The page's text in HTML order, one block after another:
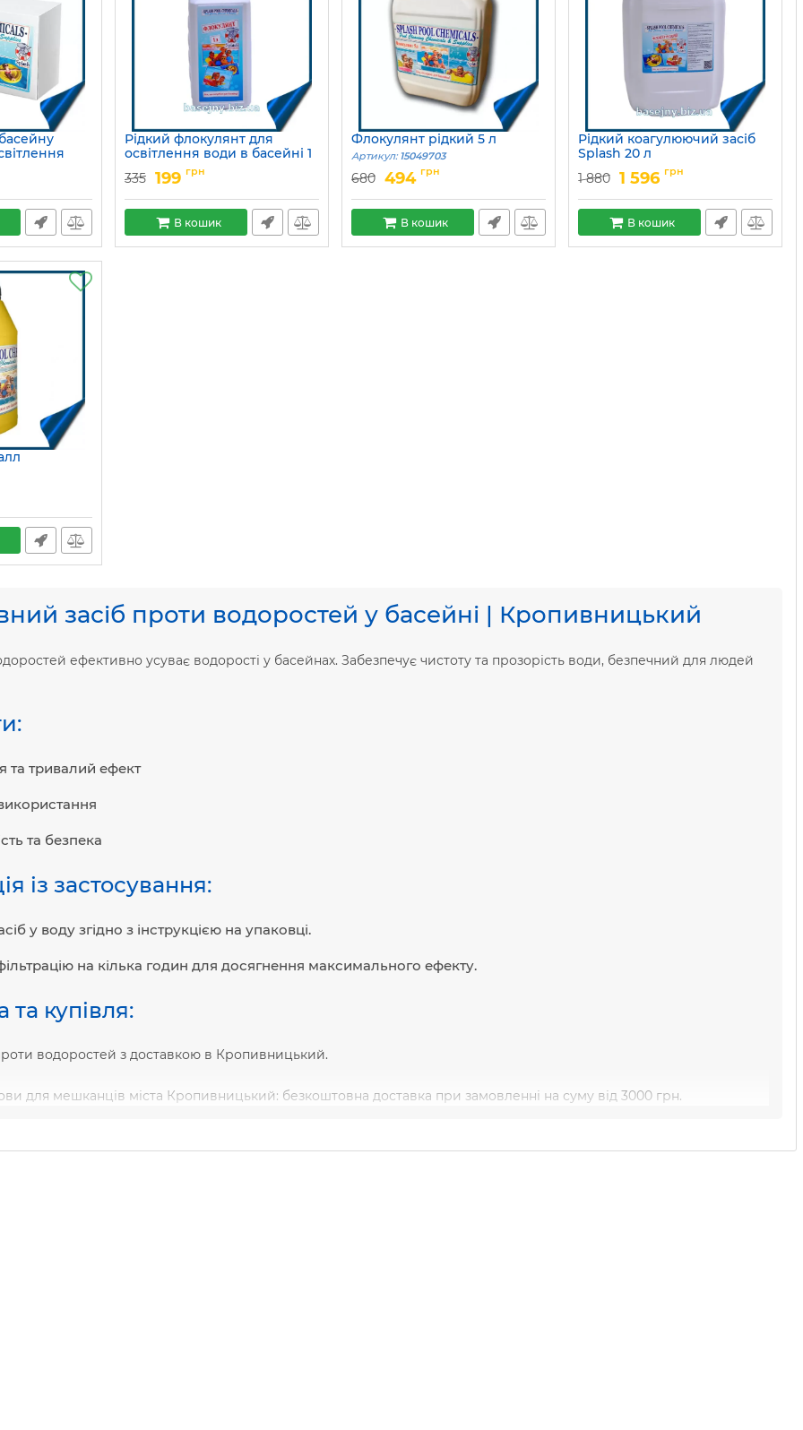
Рідкий флокулянт для
освітлення води в басейні 1
Артикул: 15049704
335 199 грн
В кошик
Флокулянт рідкий 5 л
Артикул: 15049703
680 494 грн
В кошик
Рідкий коагулюючий засіб
Splash 20 л
Артикул: 15049702
1 880 1 596 грн
В кошик
засіб проти водоростей у басейні | Кропивницький
ефективно усуває водорості у басейнах. Забезпечує чистоту та прозорість води, безпечний для людей
та тривалий ефект
та безпека
із застосування:
у воду згідно з інструкцією на упаковці.
на кілька годин для досягнення максимального ефекту.
та купівля:
водоростей з доставкою в Кропивницький.
для мешканців міста Кропивницький: безкоштовна доставка при замовленні на суму від 3000 грн.